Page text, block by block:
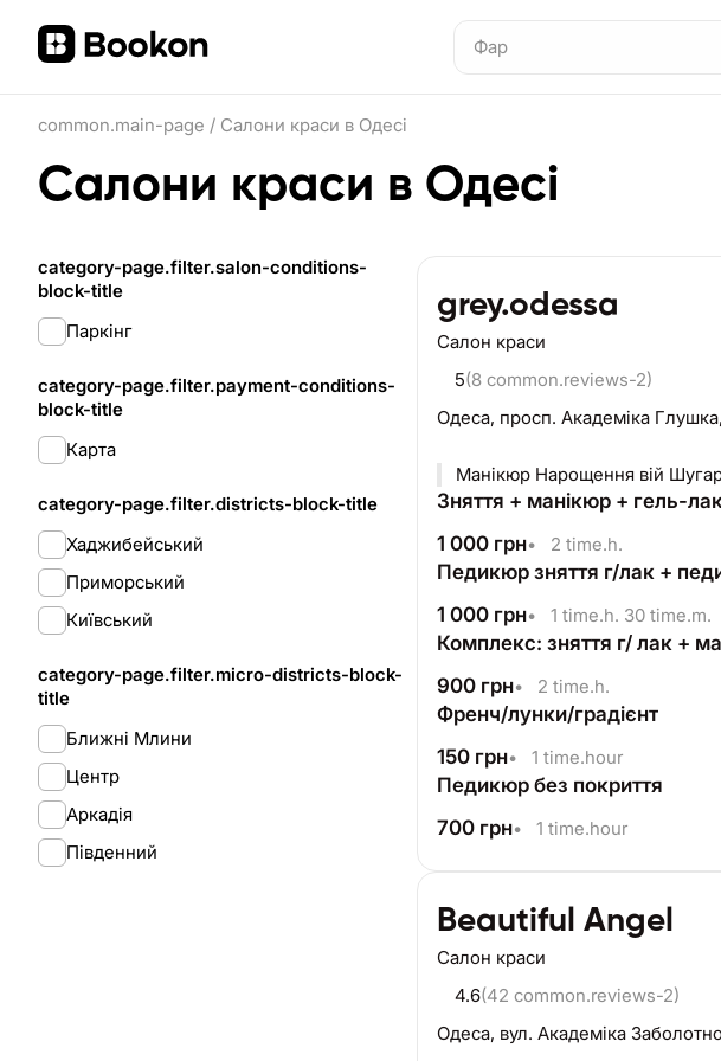
common.main-page / Салони краси в Одесі
Салони краси в Одесі
category-page.filter.salon-conditions-
block-title
Паркінг
category-page.filter.payment-conditions-
block-title
Карта
category-page.filter.districts-block-title
Хаджибейський
Приморський
Київський
category-page.filter.micro-districts-block-
title
Ближні Млини
Центр
Аркадія
Південний
grey.odessa
Салон краси
5(8 common.reviews-2)
Одеса, просп. Академіка
Манікюр Нарощення вій
Зняття + манікюр + гель-
1 000 грн• 2 time.h.
Педикюр зняття г/лак +
1 000 грн• 1 time.h. 30 time.m.
Комплекс: зняття г/ лак +
900 грн• 2 time.h.
Френч/лунки/градієнт
150 грн• 1 time.hour
Педикюр без покриття
700 грн• 1 time.hour
Beautiful Angel
Салон краси
4.6(42 common.reviews-2)
Одеса, вул. Академіка